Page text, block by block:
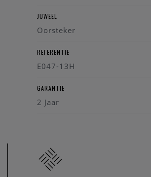
JUWEEL
Oorsteker
REFERENTIE
E047-13H
GARANTIE
2 Jaar